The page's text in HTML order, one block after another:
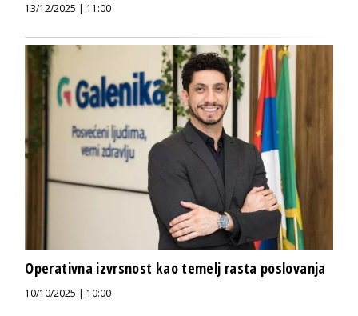
13/12/2025 | 11:00
Operativna izvrsnost kao temelj rasta poslovanja
10/10/2025 | 10:00